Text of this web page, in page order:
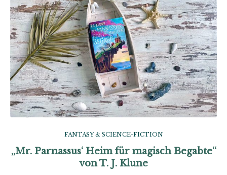
FANTASY & SCIENCE-FICTION
„Mr. Parnassus‘ Heim für magisch Begabte“
von T. J. Klune